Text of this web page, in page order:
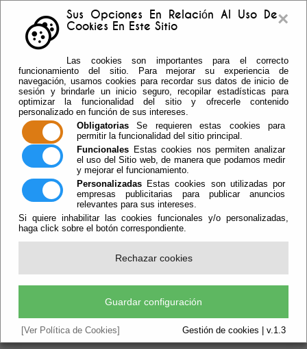
×
Sus Opciones En Relación Al Uso De
Cookies En Este Sitio
Las cookies son importantes para el correcto
funcionamiento del sitio. Para mejorar su experiencia de
navegación, usamos cookies para recordar sus datos de inicio de
sesión y brindarle un inicio seguro, recopilar estadísticas para
optimizar la funcionalidad del sitio y ofrecerle contenido
personalizado en función de sus intereses.
Obligatorias Se requieren estas cookies para
permitir la funcionalidad del sitio principal.
Funcionales Estas cookies nos permiten analizar
el uso del Sitio web, de manera que podamos medir
y mejorar el funcionamiento.
Personalizadas Estas cookies son utilizadas por
empresas publicitarias para publicar anuncios
relevantes para sus intereses.
Si quiere inhabilitar las cookies funcionales y/o personalizadas,
haga click sobre el botón correspondiente.
Rechazar cookies
Guardar configuración
[Ver Política de Cookies] Gestión de cookies | v.1.3
Telf: 950.55.30.69 -
950.55.36.37 Fax: 950.55.35.41
Escuchar
Bibliotecas De Vícar Acercan La
Lectura A Los Usuarios De Las Dos
Residencias De Mayores